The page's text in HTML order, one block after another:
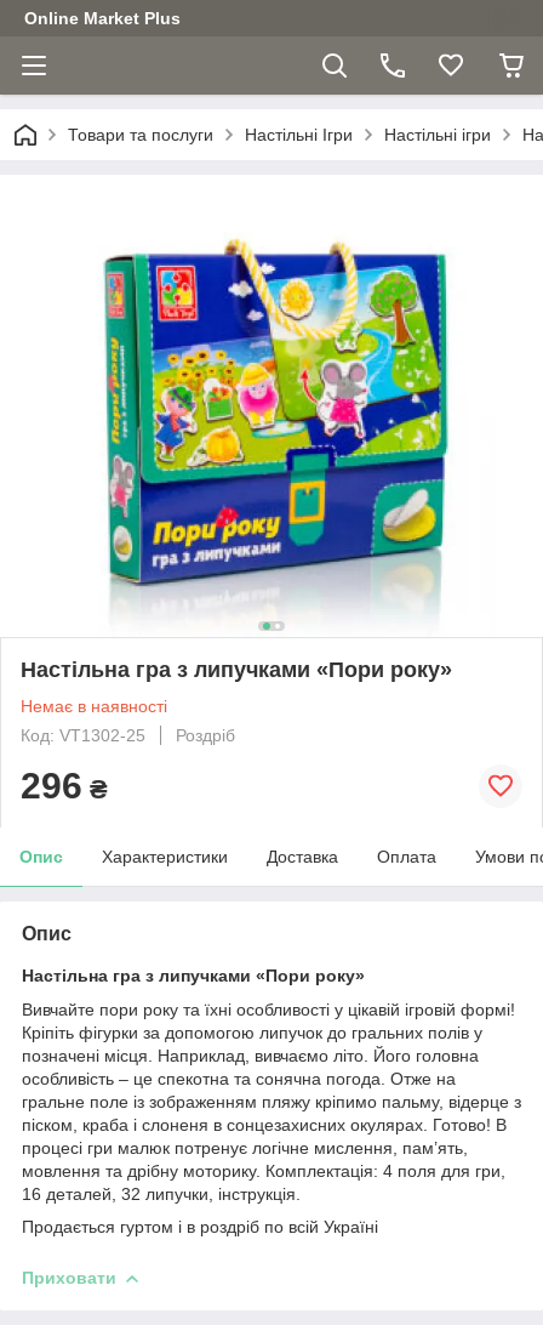
Online Market Plus
Товари та послуги Настільні Ігри Настільні ігри
Настільна гра з липучками «Пори року»
Немає в наявності
Код: VT1302-25
Роздріб
296 ₴
Опис Характеристики Доставка Оплата Умови
Опис
Настільна гра з липучками «Пори року»
Вивчайте пори року та їхні особливості у цікавій ігровій формі!
Кріпіть фігурки за допомогою липучок до гральних полів у
позначені місця. Наприклад, вивчаємо літо. Його головна
особливість – це спекотна та сонячна погода. Отже на
гральне поле із зображенням пляжу кріпимо пальму, відерце з
піском, краба і слоненя в сонцезахисних окулярах. Готово! В
процесі гри малюк потренує логічне мислення, пам’ять,
мовлення та дрібну моторику. Комплектація: 4 поля для гри,
16 деталей, 32 липучки, інструкція.
Продається гуртом і в роздріб по всій Україні
Приховати